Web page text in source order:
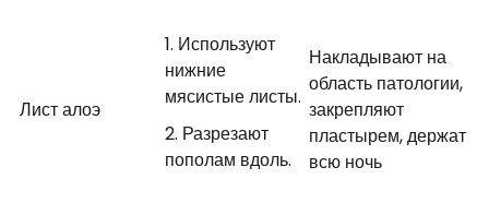
Лист алоэ
Используют
нижние
мясистые листы.
Разрезают
пополам вдоль.
Накладывают на
область патологии,
закрепляют
пластырем, держат
всю ночь